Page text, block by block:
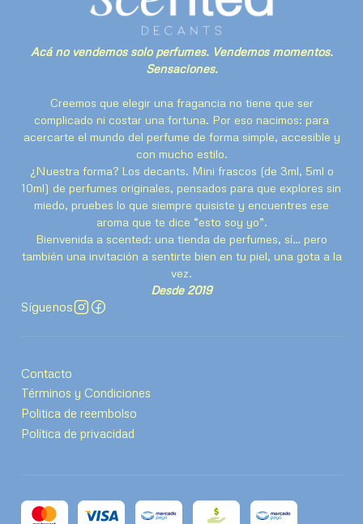
Acá no vendemos solo perfumes. Vendemos momentos.
Sensaciones.
Creemos que elegir una fragancia no tiene que ser
complicado ni costar una fortuna. Por eso nacimos: para
acercarte el mundo del perfume de forma simple, accesible y
con mucho estilo.
¿Nuestra forma? Los decants. Mini frascos (de 3ml, 5ml o
10ml) de perfumes originales, pensados para que explores sin
miedo, pruebes lo que siempre quisiste y encuentres ese
aroma que te dice “esto soy yo”.
Bienvenida a scented: una tienda de perfumes, sí… pero
también una invitación a sentirte bien en tu piel, una gota a la
vez.
Desde 2019
Síguenos
Contacto
Términos y Condiciones
Politica de reembolso
Política de privacidad